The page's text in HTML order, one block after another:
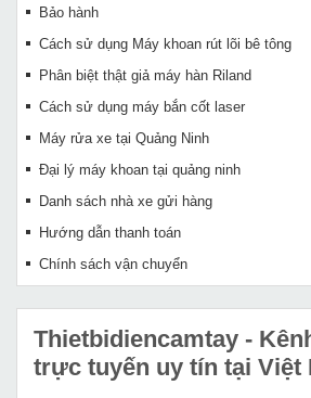
Bảo hành
Cách sử dụng Máy khoan rút lõi bê tông
Phân biệt thật giả máy hàn Riland
Cách sử dụng máy bắn cốt laser
Máy rửa xe tại Quảng Ninh
Đại lý máy khoan tại quảng ninh
Danh sách nhà xe gửi hàng
Hướng dẫn thanh toán
Chính sách vận chuyển
Thietbidiencamtay -
trực tuyến uy tín tại Việt